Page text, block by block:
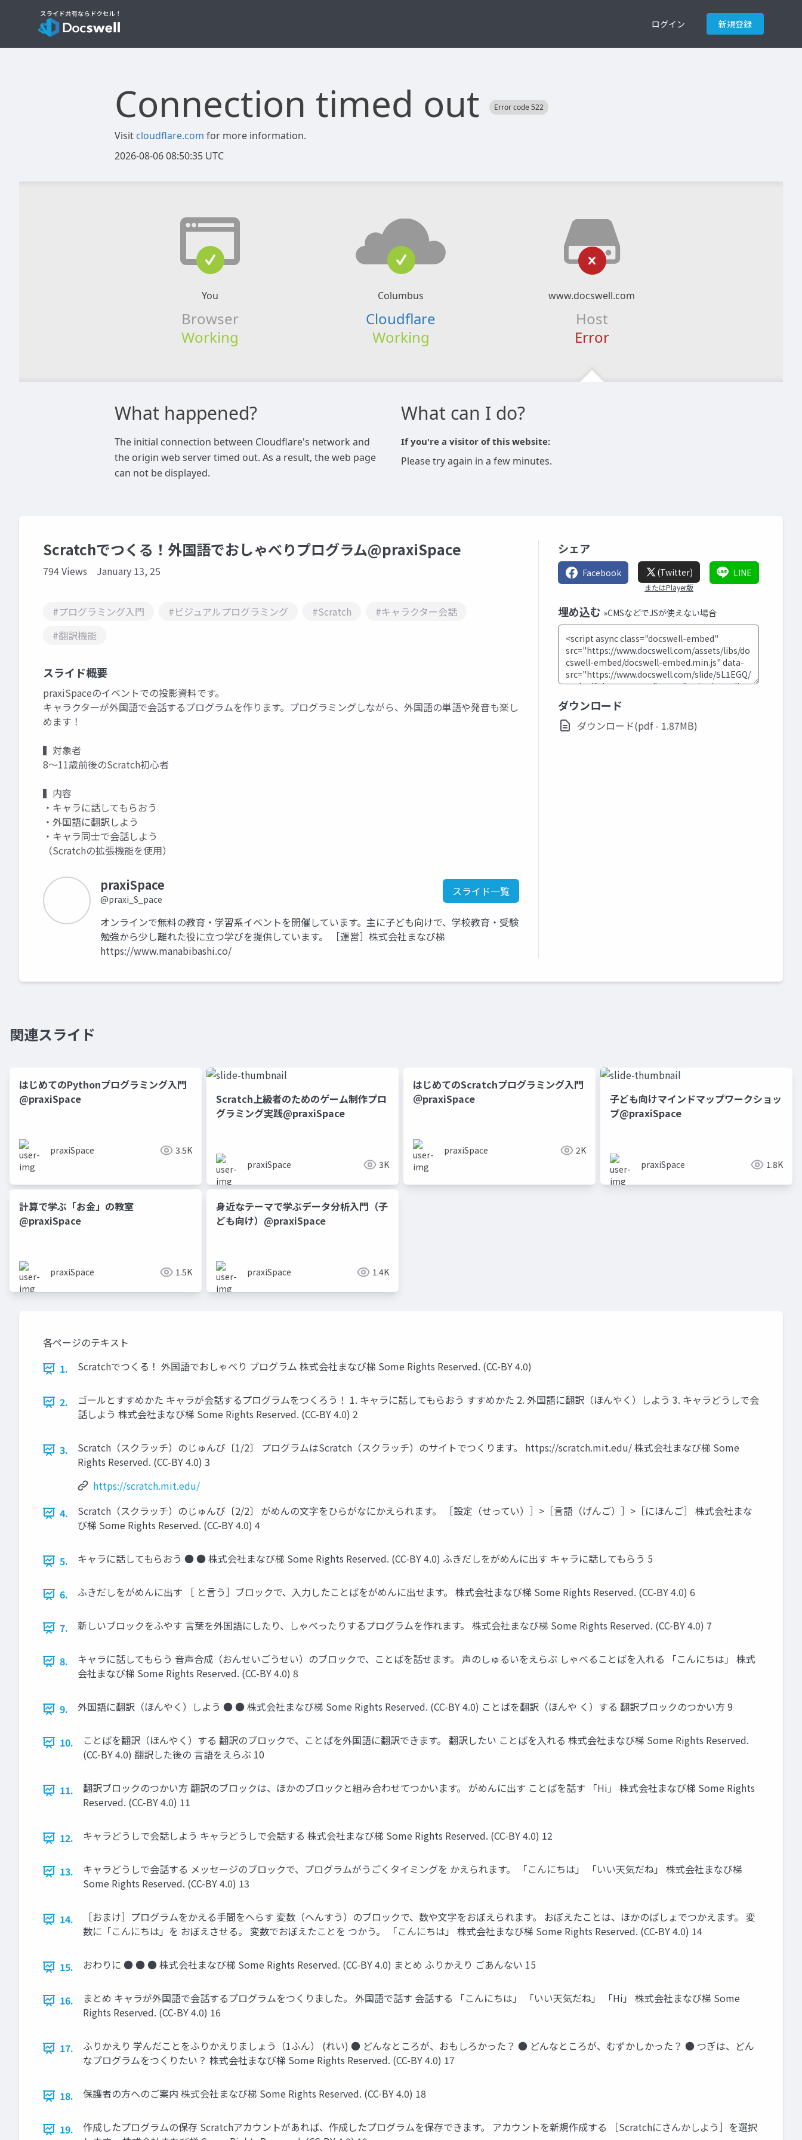
ログイン 新規登録
Scratchでつくる！外国語でおしゃべりプログラム@praxiSpace
794 Views January 13, 25
#プログラミング入門 #ビジュアルプログラミング #Scratch
#キャラクター会話
#翻訳機能
スライド概要
praxiSpaceのイベントでの投影資料です。
キャラクターが外国語で会話するプログラムを作ります。プログラミングしながら、外国語の単語や発音も楽し
めます！
▍対象者
8～11歳前後のScratch初心者
▍内容
・キャラに話してもらおう
・外国語に翻訳しよう
・キャラ同士で会話しよう
（Scratchの拡張機能を使用）
praxiSpace
@praxi_S_pace
スライド一覧
オンラインで無料の教育・学習系イベントを開催しています。主に子ども向けで、学校教育・受験
勉強から少し離れた役に立つ学びを提供しています。 ［運営］株式会社まなび梯
https://www.manabibashi.co/
シェア
Facebook (Twitter)
またはPlayer版
LINE
埋め込む »CMSなどでJSが使えない場合
ダウンロード
ダウンロード(pdf - 1.87MB)
関連スライド
はじめてのPythonプログラミング入門
@praxiSpace
praxiSpace 3.5K
Scratch上級者のためのゲーム制作プロ
グラミング実践@praxiSpace
praxiSpace 3K
はじめてのScratchプログラミング入門
＠praxiSpace
praxiSpace 2K
子ども向けマインドマップワークショッ
プ@praxiSpace
praxiSpace 1.8K
計算で学ぶ「お金」の教室
@praxiSpace
praxiSpace 1.5K
身近なテーマで学ぶデータ分析入門（子
ども向け）@praxiSpace
praxiSpace 1.4K
各ページのテキスト
1.
Scratchでつくる！ 外国語でおしゃべり プログラム 株式会社まなび梯 Some Rights Reserved. (CC-BY 4.0)
2.
ゴールとすすめかた キャラが会話するプログラムをつくろう！ 1. キャラに話してもらおう すすめかた 2. 外国語に翻訳（ほんやく）しよう 3. キャラどうしで会
話しよう 株式会社まなび梯 Some Rights Reserved. (CC-BY 4.0) 2
3.
Scratch（スクラッチ）のじゅんび〔1/2〕 プログラムはScratch（スクラッチ）のサイトでつくります。 https://scratch.mit.edu/ 株式会社まなび梯 Some
Rights Reserved. (CC-BY 4.0) 3
https://scratch.mit.edu/
4.
Scratch（スクラッチ）のじゅんび〔2/2〕 がめんの文字をひらがなにかえられます。 ［設定（せってい）］>［言語（げんご）］>［にほんご］ 株式会社まな
び梯 Some Rights Reserved. (CC-BY 4.0) 4
5. キャラに話してもらおう ● ● 株式会社まなび梯 Some Rights Reserved. (CC-BY 4.0) ふきだしをがめんに出す キャラに話してもらう 5
6. ふきだしをがめんに出す ［ と言う］ブロックで、入力したことばをがめんに出せます。 株式会社まなび梯 Some Rights Reserved. (CC-BY 4.0) 6
7. 新しいブロックをふやす 言葉を外国語にしたり、しゃべったりするプログラムを作れます。 株式会社まなび梯 Some Rights Reserved. (CC-BY 4.0) 7
8.
キャラに話してもらう 音声合成（おんせいごうせい）のブロックで、ことばを話せます。 声のしゅるいをえらぶ しゃべることばを入れる 「こんにちは」 株式
会社まなび梯 Some Rights Reserved. (CC-BY 4.0) 8
9. 外国語に翻訳（ほんやく）しよう ● ● 株式会社まなび梯 Some Rights Reserved. (CC-BY 4.0) ことばを翻訳（ほんや く）する 翻訳ブロックのつかい方 9
10.
ことばを翻訳（ほんやく）する 翻訳のブロックで、ことばを外国語に翻訳できます。 翻訳したい ことばを入れる 株式会社まなび梯 Some Rights Reserved.
(CC-BY 4.0) 翻訳した後の 言語をえらぶ 10
11.
翻訳ブロックのつかい方 翻訳のブロックは、ほかのブロックと組み合わせてつかいます。 がめんに出す ことばを話す 「Hi」 株式会社まなび梯 Some Rights
Reserved. (CC-BY 4.0) 11
12. キャラどうしで会話しよう キャラどうしで会話する 株式会社まなび梯 Some Rights Reserved. (CC-BY 4.0) 12
13.
キャラどうしで会話する メッセージのブロックで、プログラムがうごくタイミングを かえられます。 「こんにちは」 「いい天気だね」 株式会社まなび梯
Some Rights Reserved. (CC-BY 4.0) 13
14.
［おまけ］プログラムをかえる手間をへらす 変数（へんすう）のブロックで、数や文字をおぼえられます。 おぼえたことは、ほかのばしょでつかえます。 変
数に「こんにちは」を おぼえさせる。 変数でおぼえたことを つかう。 「こんにちは」 株式会社まなび梯 Some Rights Reserved. (CC-BY 4.0) 14
15. おわりに ● ● ● 株式会社まなび梯 Some Rights Reserved. (CC-BY 4.0) まとめ ふりかえり ごあんない 15
16.
まとめ キャラが外国語で会話するプログラムをつくりました。 外国語で話す 会話する 「こんにちは」 「いい天気だね」 「Hi」 株式会社まなび梯 Some
Rights Reserved. (CC-BY 4.0) 16
17.
ふりかえり 学んだことをふりかえりましょう（1ふん） (れい) ● どんなところが、おもしろかった？ ● どんなところが、むずかしかった？ ● つぎは、どん
なプログラムをつくりたい？ 株式会社まなび梯 Some Rights Reserved. (CC-BY 4.0) 17
18. 保護者の方へのご案内 株式会社まなび梯 Some Rights Reserved. (CC-BY 4.0) 18
19.
作成したプログラムの保存 Scratchアカウントがあれば、作成したプログラムを保存できます。 アカウントを新規作成する ［Scratchにさんかしよう］を選択